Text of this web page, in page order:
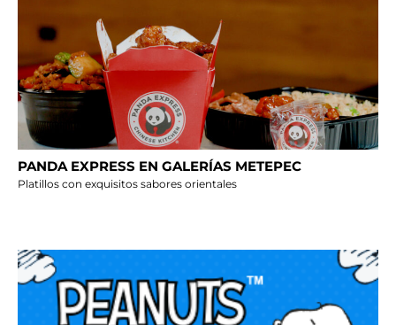
PANDA EXPRESS EN GALERÍAS METEPEC
Platillos con exquisitos sabores orientales